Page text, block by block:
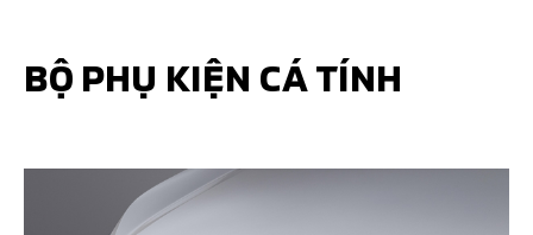
BỘ PHỤ KIỆN CÁ TÍNH